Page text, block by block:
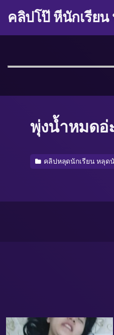
คลิปโป๊ หีนักเรีย
พุ่งน้ำหมดอ่
คลิปหลุดนักเรียน หลุด